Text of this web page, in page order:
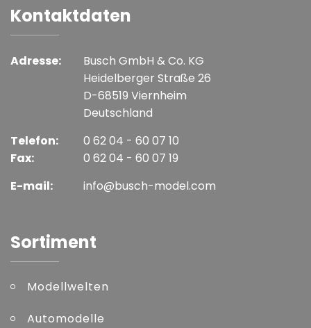
Kontaktdaten
Adresse:
Busch GmbH & Co. KG
Heidelberger Straße 26
D-68519 Viernheim
Deutschland
Telefon:
Fax:
0 62 04 - 60 07 10
0 62 04 - 60 07 19
E-mail:
info@busch-model.com
Sortiment
Modellwelten
Automodelle